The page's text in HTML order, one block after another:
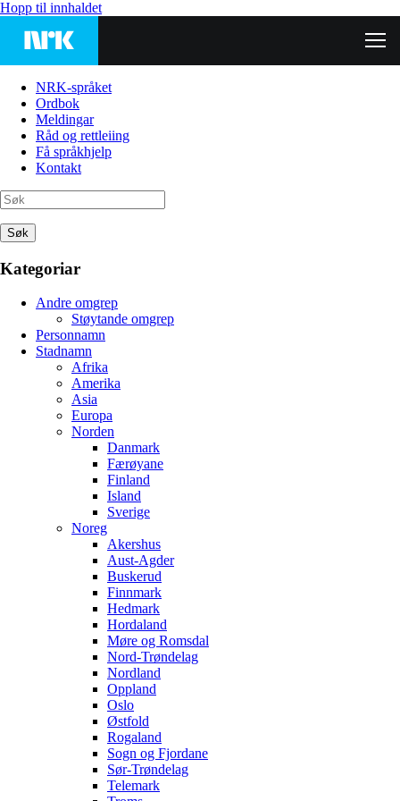
Hopp til innhaldet
NRK-språket
Ordbok
Meldingar
Råd og rettleiing
Få språkhjelp
Kontakt
Søk
Kategoriar
Andre omgrep
Støytande omgrep
Personnamn
Stadnamn
Afrika
Amerika
Asia
Europa
Norden
Danmark
Færøyane
Finland
Island
Sverige
Noreg
Akershus
Aust-Agder
Buskerud
Finnmark
Hedmark
Hordaland
Møre og Romsdal
Nord-Trøndelag
Nordland
Oppland
Oslo
Østfold
Rogaland
Sogn og Fjordane
Sør-Trøndelag
Telemark